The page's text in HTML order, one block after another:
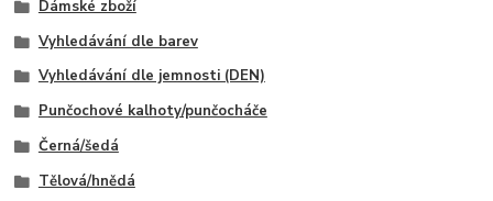
Dámské zboží
Vyhledávání dle barev
Vyhledávání dle jemnosti (DEN)
Punčochové kalhoty/punčocháče
Černá/šedá
Tělová/hnědá